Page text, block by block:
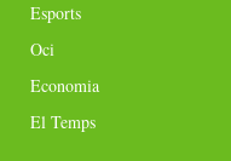
Esports
Oci
Economia
El Temps